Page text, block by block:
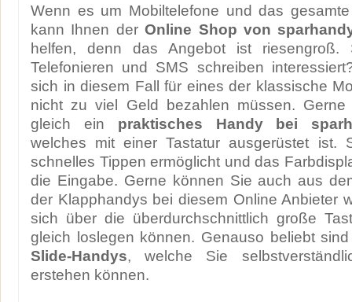
Wenn es um Mobiltelefone und das
kann Ihnen derOnline Shop von
helfen, denn das Angebot ist
Telefonieren und SMS schreiben
sich in diesem Fall für eines der klassische
nicht zu viel Geld bezahlen müssen.
gleich ein praktisches Handy bei
welches mit einer Tastatur ausgerüstet ist.
schnelles Tippen ermöglicht und das
die Eingabe. Gerne können Sie auch aus
der Klapphandys bei diesem Online Anbieter
sich über die überdurchschnittlich große
gleich loslegen können. Genauso beliebt
Slide-Handys, welche Sie
erstehen können.